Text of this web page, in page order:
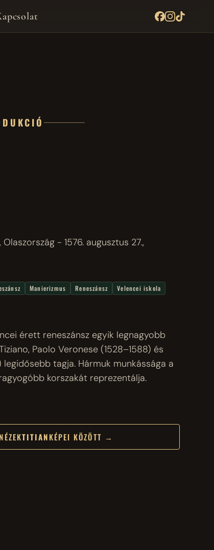
- 1576. augusztus 27.,
Manierizmus Reneszánsz Velencei iskola
érett reneszánsz egyik legnagyobb
Paolo Veronese (1528–1588) és
legidősebb tagja. Hármuk munkássága a
korszakát reprezentálja.
TITIANKÉPEI KÖZÖTT →